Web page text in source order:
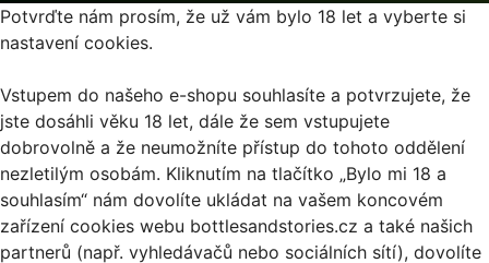
Potvrďte nám prosím, že už vám bylo 18 let a vyberte si
nastavení cookies.
Vstupem do našeho e-shopu souhlasíte a potvrzujete, že
jste dosáhli věku 18 let, dále že sem vstupujete
dobrovolně a že neumožníte přístup do tohoto oddělení
nezletilým osobám. Kliknutím na tlačítko „Bylo mi 18 a
souhlasím“ nám dovolíte ukládat na vašem koncovém
zařízení cookies webu bottlesandstories.cz a také našich
partnerů (např. vyhledávačů nebo sociálních sítí), dovolíte